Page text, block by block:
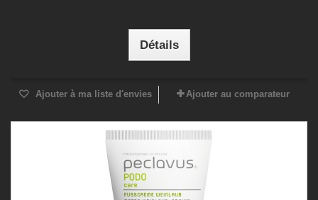
Détails
Ajouter à ma liste d'envies Ajouter au comparateur